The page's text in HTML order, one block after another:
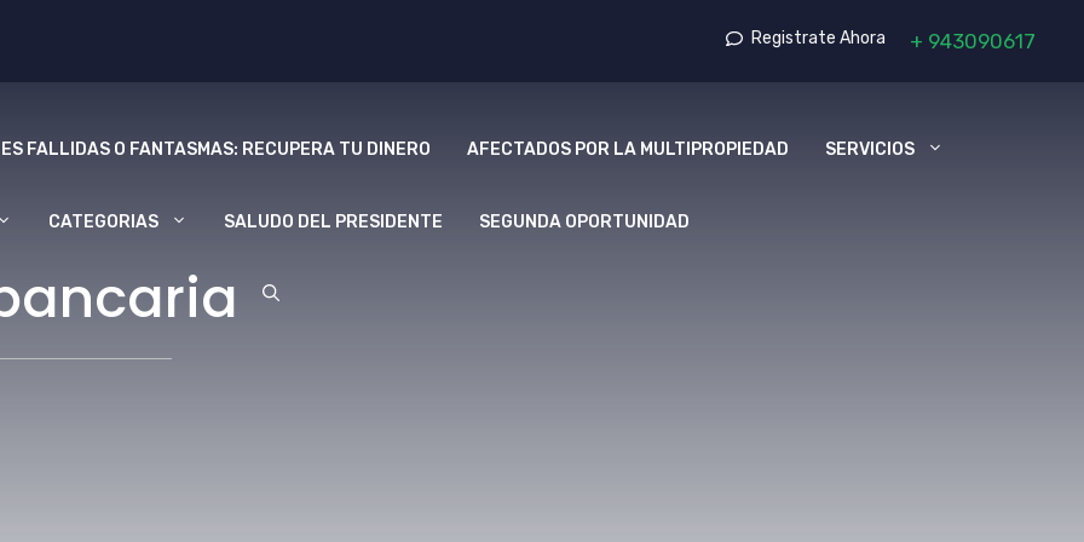
Registrate Ahora + 943090617
FALLIDAS O FANTASMAS: RECUPERA TU DINERO AFECTADOS POR LA MULTIPROPIEDAD SERVICIOS
CATEGORIAS SALUDO DEL PRESIDENTE SEGUNDA OPORTUNIDAD